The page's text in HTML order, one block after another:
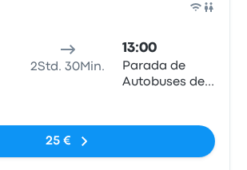
2Std. 30Min.
13:00
Parada de
Autobuses de
25 €